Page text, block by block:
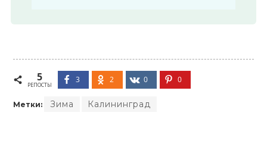
5
РЕПОСТЫ
3 2 0 0
Метки: Зима Калининград